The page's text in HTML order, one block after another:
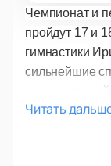
Чемпионат и
пройдут 17 и
гимнастики
сильнейшие
спортивную
Читать